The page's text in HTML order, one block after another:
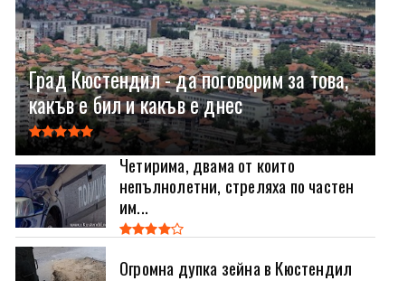
Град Кюстендил - да поговорим за това,
какъв е бил и какъв е днес
Четирима, двама от които
непълнолетни, стреляха по частен
им...
Огромна дупка зейна в Кюстендил